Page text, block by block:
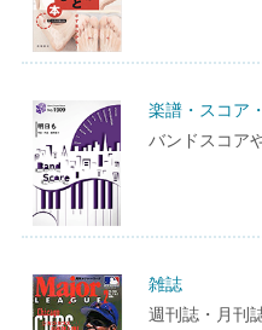
楽譜・スコア
バンドスコア
雑誌
週刊誌・月刊